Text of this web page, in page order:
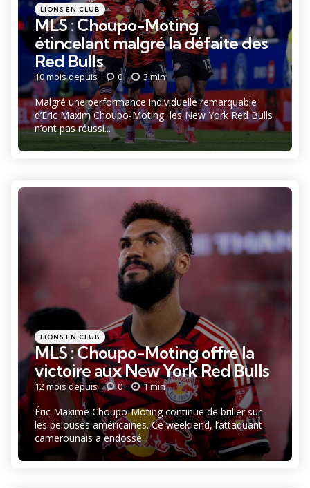
Catégories
Posté
dans
LIONS EN CLUB
MLS : Choupo-Moting
étincelant malgré la défaite des
Red Bulls
10 mois depuis 0 3 min
Malgré une performance individuelle remarquable
d’Eric Maxim Choupo-Moting, les New York Red Bulls
n’ont pas réussi...
Catégories
Posté
dans
LIONS EN CLUB
MLS : Choupo-Moting offre la
victoire aux New York Red Bulls
12 mois depuis 0 1 min
Éric Maxime Choupo-Moting continue de briller sur
les pelouses américaines. Ce week-end, l’attaquant
camerounais a endossé...